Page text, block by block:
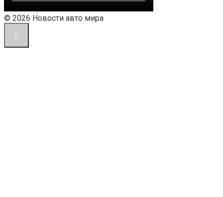
© 2026 Новости авто мира